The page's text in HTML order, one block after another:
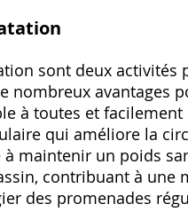
sont deux
nombreux avantages
à toutes et
qui améliore la
maintenir un poids
contribuant à
des promenades